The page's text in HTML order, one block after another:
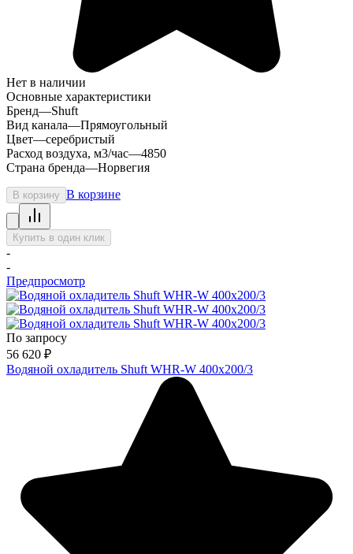
Нет в наличии
Основные характеристики
Бренд—Shuft
Вид канала—Прямоугольный
Цвет—серебристый
Расход воздуха, м3/час—4850
Страна бренда—Норвегия
В корзину В корзине
Купить в один клик
-
-
Предпросмотр
По запросу
56 620 ₽
Водяной охладитель Shuft WHR-W 400х200/3